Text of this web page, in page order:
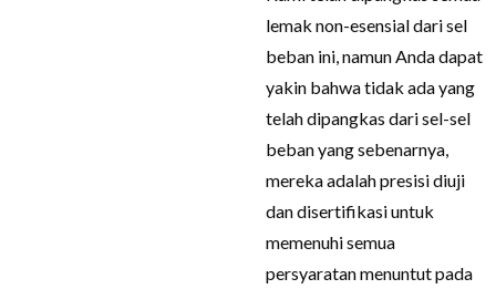
lemak non-esensial dari sel
beban ini, namun Anda dapat
yakin bahwa tidak ada yang
telah dipangkas dari sel-sel
beban yang sebenarnya,
mereka adalah presisi diuji
dan disertifikasi untuk
memenuhi semua
persyaratan menuntut pada